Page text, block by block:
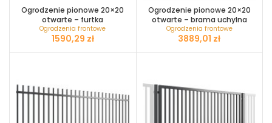
Ogrodzenie pionowe 20×20
otwarte – furtka
Ogrodzenia frontowe
zł
Ogrodzenie pionowe 20×20
otwarte – brama uchylna
Ogrodzenia frontowe
zł